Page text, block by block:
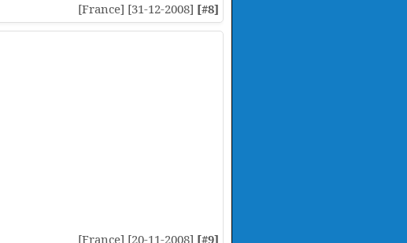
[France] [31-12-2008] [#8]
[France] [20-11-2008] [#9]